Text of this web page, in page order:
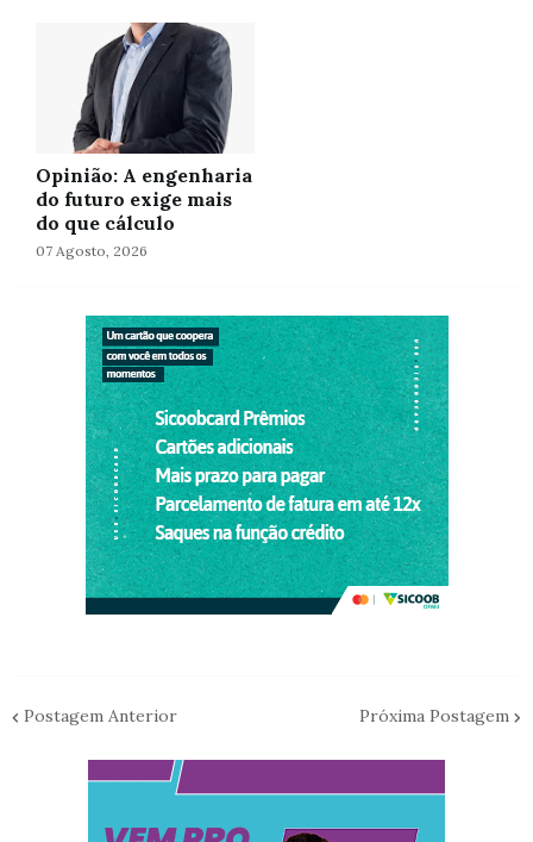
Opinião: A engenharia
do futuro exige mais
do que cálculo
07 Agosto, 2026
Postagem Anterior Próxima Postagem